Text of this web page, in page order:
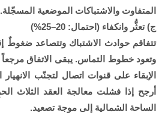
المتفاوت والاشتباكات الموضعية المسجّلة.
ج) تعثُّر وانكفاء (احتمال: 20–25%)
تتفاقم حوادث الاشتباك وتتصاعد ضغوطٌ
وتعود خطوط التماس. يبقى الاتفاق مرجعاً
الإبقاء على قنوات اتصال لتجنّب
أرجح إذا فشلت معالجة العقد الثلاث
الساحة الشمالية إلى موجة تصعيد.